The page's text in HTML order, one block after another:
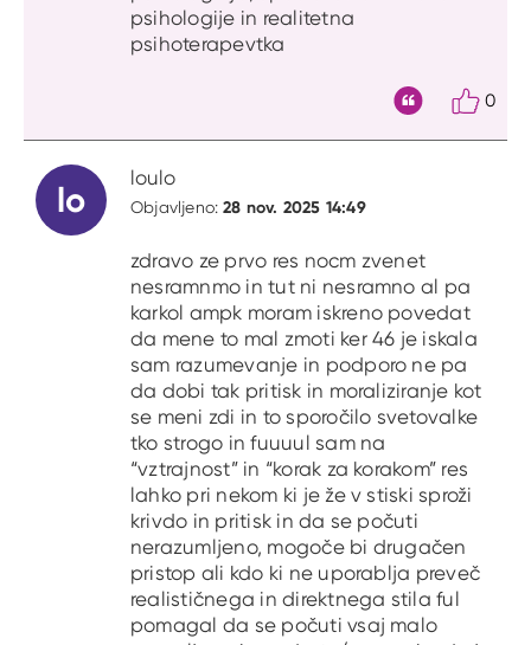
psihologije in realitetna
psihoterapevtka
0
lo
loulo
Objavljeno:28 nov. 2025 14:49
zdravo ze prvo res nocm zvenet
nesramnmo in tut ni nesramno al pa
karkol ampk moram iskreno povedat
da mene to mal zmoti ker 46 je iskala
sam razumevanje in podporo ne pa
da dobi tak pritisk in moraliziranje kot
se meni zdi in to sporočilo svetovalke
tko strogo in fuuuul sam na
“vztrajnost” in “korak za korakom” res
lahko pri nekom ki je že v stiski sproži
krivdo in pritisk in da se počuti
nerazumljeno, mogoče bi drugačen
pristop ali kdo ki ne uporablja preveč
realističnega in direktnega stila ful
pomagal da se počuti vsaj malo